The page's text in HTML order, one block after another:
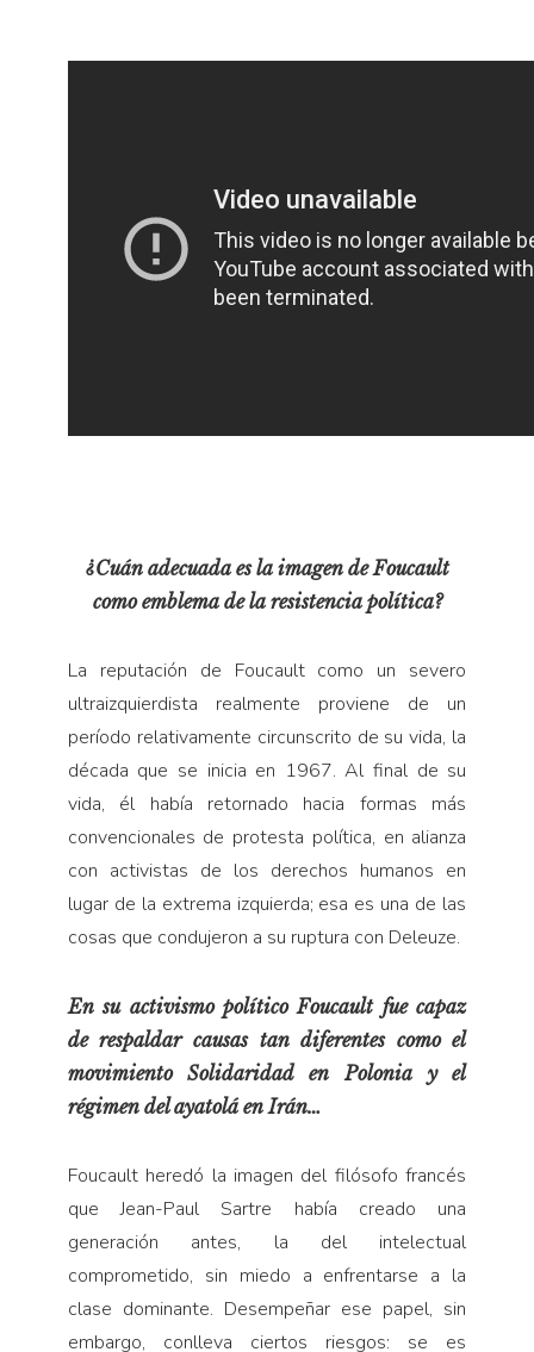
¿Cuán adecuada es la imagen de Foucault
como emblema de la resistencia política?
La reputación de Foucault como un severo
ultraizquierdista realmente proviene de un
período relativamente circunscrito de su vida, la
década que se inicia en 1967. Al final de su
vida, él había retornado hacia formas más
convencionales de protesta política, en alianza
con activistas de los derechos humanos en
lugar de la extrema izquierda; esa es una de las
cosas que condujeron a su ruptura con Deleuze.
En su activismo político Foucault fue capaz
de respaldar causas tan diferentes como el
movimiento Solidaridad en Polonia y el
régimen del ayatolá en Irán…
Foucault heredó la imagen del filósofo francés
que Jean-Paul Sartre había creado una
generación antes, la del intelectual
comprometido, sin miedo a enfrentarse a la
clase dominante. Desempeñar ese papel, sin
embargo, conlleva ciertos riesgos: se es